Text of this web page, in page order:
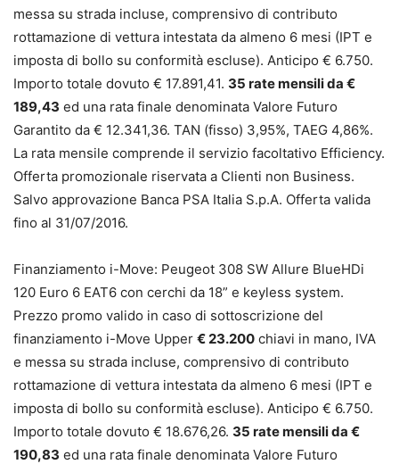
messa su strada incluse, comprensivo di contributo
rottamazione di vettura intestata da almeno 6 mesi (IPT e
imposta di bollo su conformità escluse). Anticipo € 6.750.
Importo totale dovuto € 17.891,41. 35 rate mensili da €
189,43 ed una rata finale denominata Valore Futuro
Garantito da € 12.341,36. TAN (fisso) 3,95%, TAEG 4,86%.
La rata mensile comprende il servizio facoltativo Efficiency.
Offerta promozionale riservata a Clienti non Business.
Salvo approvazione Banca PSA Italia S.p.A. Offerta valida
fino al 31/07/2016.
Finanziamento i-Move: Peugeot 308 SW Allure BlueHDi
120 Euro 6 EAT6 con cerchi da 18” e keyless system.
Prezzo promo valido in caso di sottoscrizione del
finanziamento i-Move Upper € 23.200 chiavi in mano, IVA
e messa su strada incluse, comprensivo di contributo
rottamazione di vettura intestata da almeno 6 mesi (IPT e
imposta di bollo su conformità escluse). Anticipo € 6.750.
Importo totale dovuto € 18.676,26. 35 rate mensili da €
190,83 ed una rata finale denominata Valore Futuro